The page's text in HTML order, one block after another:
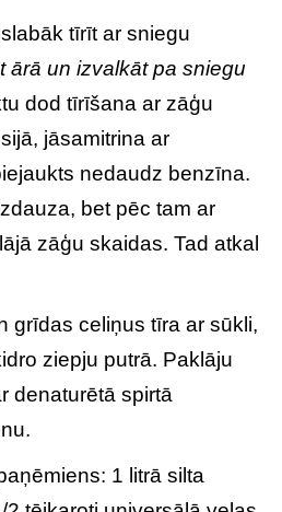
tīrīt ar sniegu
ārā un izvalkāt pa sniegu
dod tīrīšana ar zāģu
jāsamitrina ar
nedaudz benzīna.
bet pēc tam ar
zāģu skaidas. Tad atkal
grīdas celiņus tīra ar sūkli,
ziepju putrā. Paklāju
denaturētā spirtā
1 litrā silta